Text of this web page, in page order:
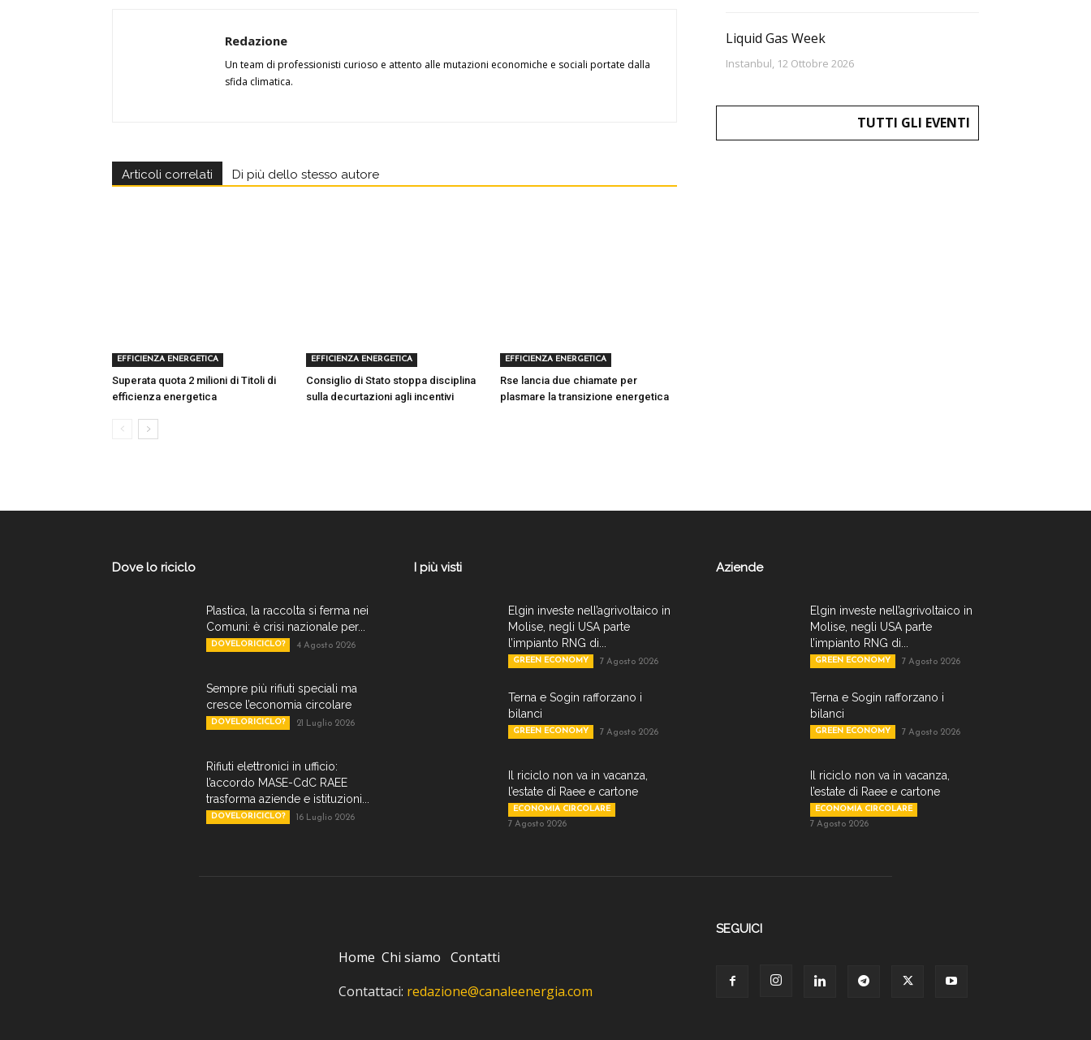
Redazione
Un team di professionisti curioso e attento alle mutazioni economiche e sociali portate dalla
sfida climatica.
Articoli correlati Di più dello stesso autore
EFFICIENZA ENERGETICA
Superata quota 2 milioni di Titoli di
efficienza energetica
EFFICIENZA ENERGETICA
Consiglio di Stato stoppa disciplina
sulla decurtazioni agli incentivi
EFFICIENZA ENERGETICA
Rse lancia due chiamate per
plasmare la transizione energetica
Liquid Gas Week
Instanbul, 12 Ottobre 2026
TUTTI GLI EVENTI
Dove lo riciclo
Plastica, la raccolta si ferma nei
Comuni: è crisi nazionale per...
DOVELORICICLO? 4 Agosto 2026
Sempre più rifiuti speciali ma
cresce l’economia circolare
DOVELORICICLO? 21 Luglio 2026
Rifiuti elettronici in ufficio:
l’accordo MASE-CdC RAEE
trasforma aziende e istituzioni...
DOVELORICICLO? 16 Luglio 2026
I più visti
Elgin investe nell’agrivoltaico in
Molise, negli USA parte
l’impianto RNG di...
GREEN ECONOMY 7 Agosto 2026
Terna e Sogin rafforzano i
bilanci
GREEN ECONOMY 7 Agosto 2026
Il riciclo non va in vacanza,
l’estate di Raee e cartone
ECONOMIA CIRCOLARE
7 Agosto 2026
Aziende
Elgin investe nell’agrivoltaico in
Molise, negli USA parte
l’impianto RNG di...
GREEN ECONOMY 7 Agosto 2026
Terna e Sogin rafforzano i
bilanci
GREEN ECONOMY 7 Agosto 2026
Il riciclo non va in vacanza,
l’estate di Raee e cartone
ECONOMIA CIRCOLARE
7 Agosto 2026
Home Chi siamo Contatti
Contattaci: redazione@canaleenergia.com
SEGUICI